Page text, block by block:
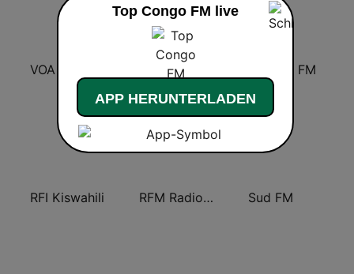
VOA Africa RFI 1 Afrique CHERIE FM
RFI Kiswahili RFM Radio Futurs Medias 94.0 FM Sud FM
Top Congo FM live
APP HERUNTERLADEN